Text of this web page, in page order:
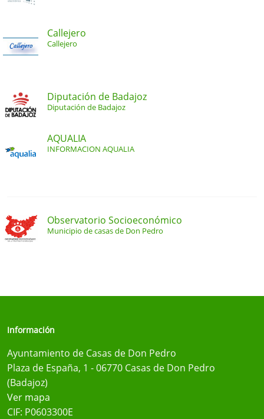
Callejero
Callejero
Diputación de Badajoz
Diputación de Badajoz
AQUALIA
INFORMACION AQUALIA
Observatorio Socioeconómico
Municipio de casas de Don Pedro
Información
Ayuntamiento de Casas de Don Pedro
Plaza de España, 1 - 06770 Casas de Don Pedro
(Badajoz)
Ver mapa
CIF: P0603300E